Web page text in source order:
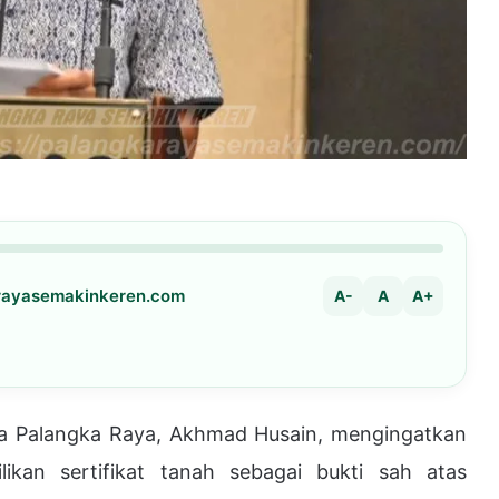
A- A A+
Palangka Raya, Akhmad Husain, mengingatkan
sertifikat tanah sebagai bukti sah atas